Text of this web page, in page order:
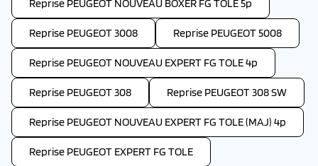
Reprise PEUGEOT NOUVEAU BOXER FG TOLE 5p
Reprise PEUGEOT 3008 Reprise PEUGEOT 5008
Reprise PEUGEOT NOUVEAU EXPERT FG TOLE 4p
Reprise PEUGEOT 308 Reprise PEUGEOT 308 SW
Reprise PEUGEOT NOUVEAU EXPERT FG TOLE (MAJ) 4p
Reprise PEUGEOT EXPERT FG TOLE